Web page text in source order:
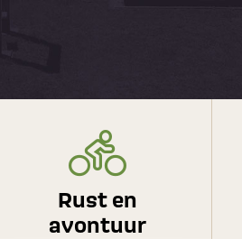
Rust en
avontuur